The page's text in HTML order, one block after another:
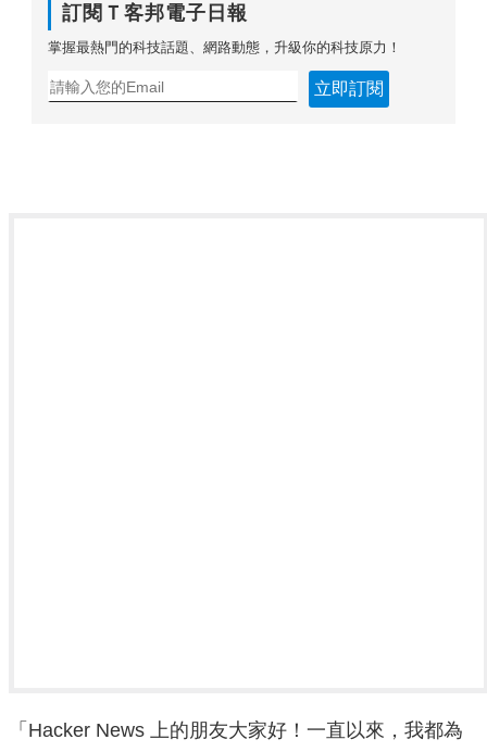
訂閱Ｔ客邦電子日報
掌握最熱門的科技話題、網路動態，升級你的科技原力！
立即訂閱
「Hacker News 上的朋友大家好！一直以來，我都為